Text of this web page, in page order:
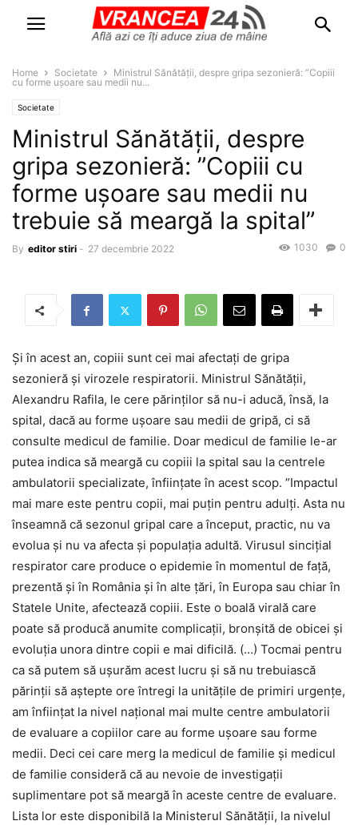
Home Societate
Ministrul Sănătății, despre gripa sezonieră: ”Copiii
cu forme uşoare sau medii nu...
Societate
Ministrul Sănătății, despre
gripa sezonieră: ”Copiii cu
forme uşoare sau medii nu
trebuie să meargă la spital”
By editor stiri - 27 decembrie 2022 0
1030
Și în acest an, copiii sunt cei mai afectați de gripa
sezonieră și virozele respiratorii. Ministrul Sănătății,
Alexandru Rafila, le cere părinților să nu-i aducă, însă, la
spital, dacă au forme uşoare sau medii de gripă, ci să
consulte medicul de familie. Doar medicul de familie le-ar
putea indica să meargă cu copiii la spital sau la centrele
ambulatorii specializate, înfiinţate în acest scop. ”Impactul
mai mare este pentru copii, mai puţin pentru adulţi. Asta nu
înseamnă că sezonul gripal care a început, practic, nu va
evolua şi nu va afecta şi populaţia adultă. Virusul sinciţial
respirator care produce o epidemie în momentul de faţă,
prezentă şi în România şi în alte ţări, în Europa sau chiar în
Statele Unite, afectează copiii. Este o boală virală care
poate să producă anumite complicaţii, bronşită de obicei şi
evoluţia unora dintre copii e mai dificilă. (…) Tocmai pentru
ca să putem să uşurăm acest lucru şi să nu trebuiască
părinţii să aştepte ore întregi la unităţile de primiri urgenţe,
am înfiinţat la nivel naţional mai multe centre ambulatorii
de evaluare a copiilor care au forme uşoare sau forme
medii. Deci cei care merg la medicul de familie şi medicul
de familie consideră că au nevoie de investigaţii
suplimentare pot să meargă în aceste centre de evaluare.
Lista lor este disponibilă la Ministerul Sănătăţii, la nivelul